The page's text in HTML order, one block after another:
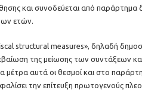
και συνοδεύεται από παράρτημα
ετών.
structural measures», δηλαδή
της μείωσης των συντάξεων
μέτρα αυτά οι θεσμοί και στο
την επίτευξη πρωτογενούς